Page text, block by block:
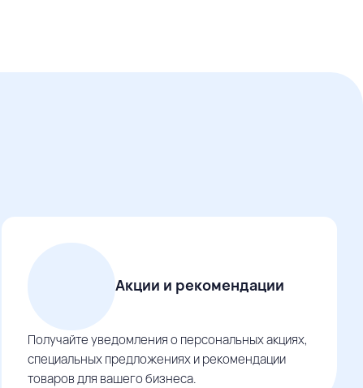
Акции и рекомендации
Получайте уведомления о персональных акциях,
специальных предложениях и рекомендации
товаров для вашего бизнеса.